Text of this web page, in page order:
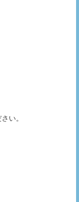
い。